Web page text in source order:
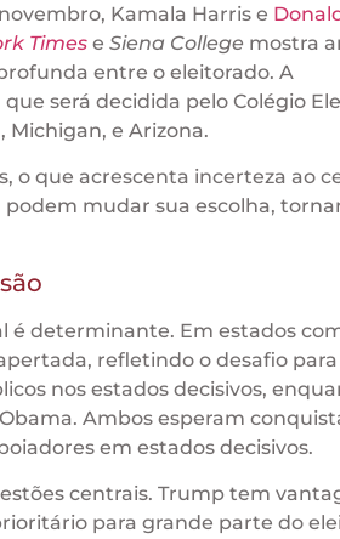
Kamala Harris e
Timese Siena College mostra
entre o eleitorado. A
será decidida pelo Colégio
Michigan, e Arizona.
o que acrescenta incerteza ao
mudar sua escolha,
é determinante. Em estados
refletindo o desafio
nos estados decisivos,
Ambos esperam
em estados decisivos.
centrais. Trump tem
para grande parte do